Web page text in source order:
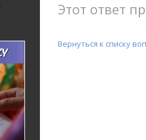
Этот ответ
Вернуться к списку